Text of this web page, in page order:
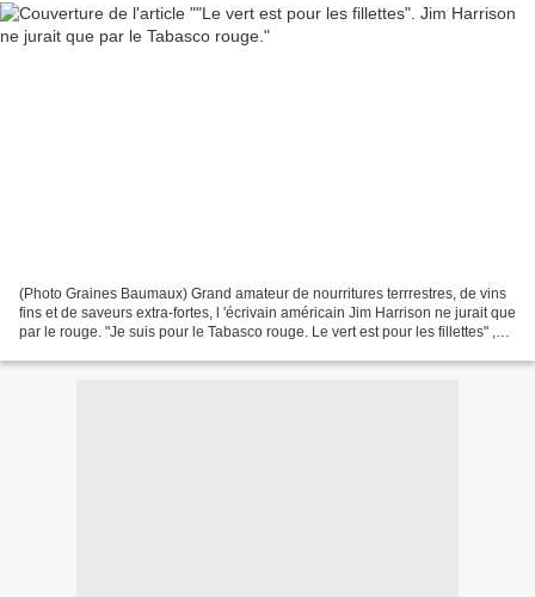
(Photo Graines Baumaux) Grand amateur de nourritures terrrestres, de vins
fins et de saveurs extra-fortes, l 'écrivain américain Jim Harrison ne jurait que
par le rouge. "Je suis pour le Tabasco rouge. Le vert est pour les fillettes" ,